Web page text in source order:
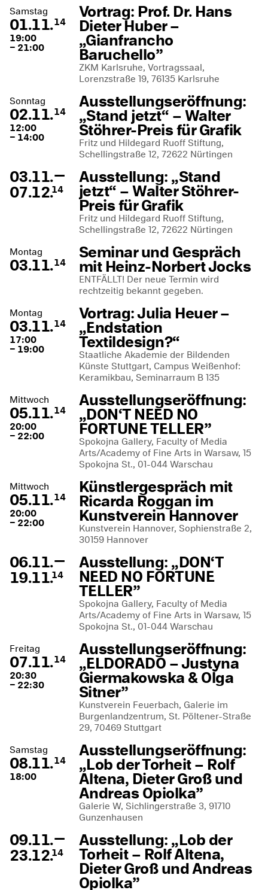
Samstag
01.11.14
19:00
– 21:00
Vortrag: Prof. Dr. Hans
Dieter Huber –
„Gianfrancho
Baruchello”
ZKM Karlsruhe, Vortragssaal, ​
Lorenzstraße 19, 76135 Karlsruhe
Sonntag
02.11.14
12:00
– 14:00
Ausstellungseröffnung:
„Stand jetzt“ – Walter
Stöhrer-Preis für Grafik
Fritz und Hildegard Ruoff Stiftung,
Schellingstraße 12, 72622 Nürtingen
03.11.—
07.12.14
Ausstellung: „Stand
jetzt“ – Walter Stöhrer-
Preis für Grafik
Fritz und Hildegard Ruoff Stiftung,
Schellingstraße 12, 72622 Nürtingen
Montag
03.11.14
Seminar und Gespräch
mit Heinz-Norbert Jocks
ENTFÄLLT! Der neue Termin wird
rechtzeitig bekannt gegeben.
Montag
03.11.14
17:00
– 19:00
Vortrag: Julia Heuer –
„Endstation
Textildesign?“
Staatliche Akademie der Bildenden
Künste Stuttgart, Campus Weißenhof:
Keramikbau, Seminarraum B 135
Mittwoch
05.11.14
20:00
– 22:00
Ausstellungseröffnung:
„DON‘T NEED NO
FORTUNE TELLER”
Spokojna Gallery, Faculty of Media
Arts/Academy of Fine Arts in Warsaw, 15
Spokojna St., 01-044 Warschau
Mittwoch
05.11.14
20:00
– 22:00
Künstlergespräch mit
Ricarda Roggan im
Kunstverein Hannover
Kunstverein Hannover, Sophienstraße 2,
30159 Hannover
06.11.—
19.11.14
Ausstellung: „DON‘T
NEED NO FORTUNE
TELLER”
Spokojna Gallery, Faculty of Media
Arts/Academy of Fine Arts in Warsaw, 15
Spokojna St., 01-044 Warschau
Freitag
07.11.14
20:30
– 22:30
Ausstellungseröffnung:
„ELDORADO – Justyna
Giermakowska & Olga
Sitner”
Kunstverein Feuerbach, Galerie im
Burgenlandzentrum, St. Pöltener-Straße
29, 70469 Stuttgart
Samstag
08.11.14
18:00
Ausstellungseröffnung:
„Lob der Torheit – Rolf
Altena, Dieter Groß und
Andreas Opiolka”
Galerie W, Sichlingerstraße 3, 91710
Gunzenhausen
09.11.—
23.12.14
Ausstellung: „Lob der
Torheit – Rolf Altena,
Dieter Groß und Andreas
Opiolka”